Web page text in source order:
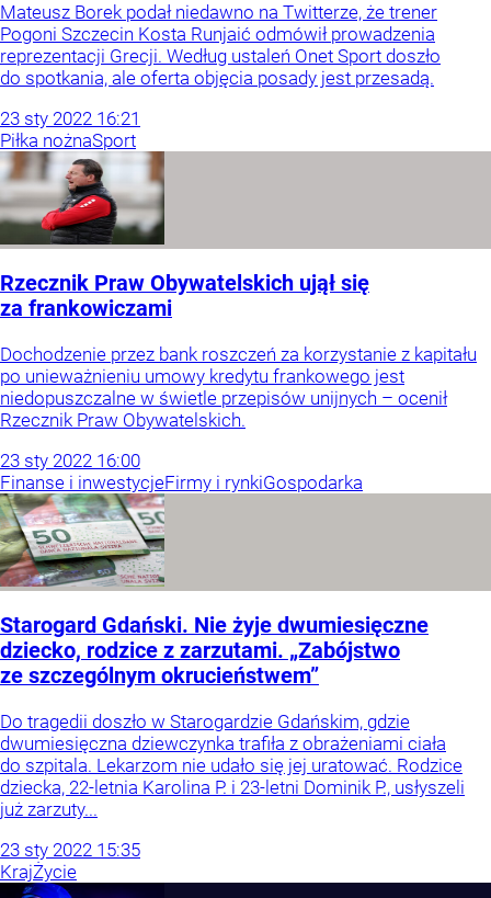
Mateusz Borek podał niedawno na Twitterze, że trener
Pogoni Szczecin Kosta Runjaić odmówił prowadzenia
reprezentacji Grecji. Według ustaleń Onet Sport doszło
do spotkania, ale oferta objęcia posady jest przesadą.
23 sty 2022 16:21
Piłka nożnaSport
Rzecznik Praw Obywatelskich ujął się
za frankowiczami
Dochodzenie przez bank roszczeń za korzystanie z kapitału
po unieważnieniu umowy kredytu frankowego jest
niedopuszczalne w świetle przepisów unijnych – ocenił
Rzecznik Praw Obywatelskich.
23 sty 2022 16:00
Finanse i inwestycjeFirmy i rynkiGospodarka
Starogard Gdański. Nie żyje dwumiesięczne
dziecko, rodzice z zarzutami. „Zabójstwo
ze szczególnym okrucieństwem”
Do tragedii doszło w Starogardzie Gdańskim, gdzie
dwumiesięczna dziewczynka trafiła z obrażeniami ciała
do szpitala. Lekarzom nie udało się jej uratować. Rodzice
dziecka, 22-letnia Karolina P. i 23-letni Dominik P., usłyszeli
już zarzuty...
23 sty 2022 15:35
KrajŻycie